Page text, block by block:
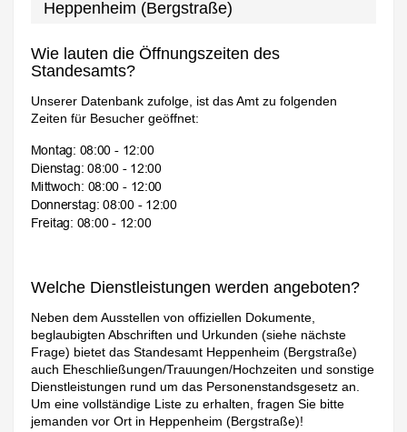
Heppenheim (Bergstraße)
Wie lauten die Öffnungszeiten des
Standesamts?
Unserer Datenbank zufolge, ist das Amt zu folgenden
Zeiten für Besucher geöffnet:
Welche Dienstleistungen werden angeboten?
Neben dem Ausstellen von offiziellen Dokumente,
beglaubigten Abschriften und Urkunden (siehe nächste
Frage) bietet das Standesamt Heppenheim (Bergstraße)
auch Eheschließungen/Trauungen/Hochzeiten und sonstige
Dienstleistungen rund um das Personenstandsgesetz an.
Um eine vollständige Liste zu erhalten, fragen Sie bitte
jemanden vor Ort in Heppenheim (Bergstraße)!